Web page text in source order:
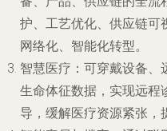
护、工艺优化、供应链可
网络化、智能化转型。
智慧医疗 ：可穿戴设备
生命体征数据，实现远程
导，缓解医疗资源紧张，